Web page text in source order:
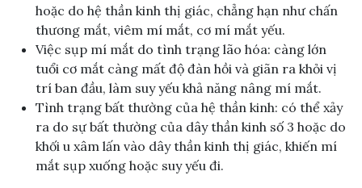
hoặc do hệ thần kinh thị giác, chẳng hạn như chấn
thương mắt, viêm mí mắt, cơ mí mắt yếu.
Việc sụp mí mắt do tình trạng lão hóa: càng lớn
tuổi cơ mắt càng mất độ đàn hồi và giãn ra khỏi vị
trí ban đầu, làm suy yếu khả năng nâng mí mắt.
Tình trạng bất thường của hệ thần kinh: có thể xảy
ra do sự bất thường của dây thần kinh số 3 hoặc do
khối u xâm lấn vào dây thần kinh thị giác, khiến mí
mắt sụp xuống hoặc suy yếu đi.